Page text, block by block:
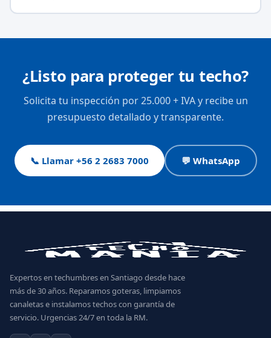
¿Listo para proteger tu techo?
Solicita tu inspección por 25.000 + IVA y recibe un
presupuesto detallado y transparente.
📞 Llamar +56 2 2683 7000 💬 WhatsApp
Expertos en techumbres en Santiago desde hace
más de 30 años. Reparamos goteras, limpiamos
canaletas e instalamos techos con garantía de
servicio. Urgencias 24/7 en toda la RM.